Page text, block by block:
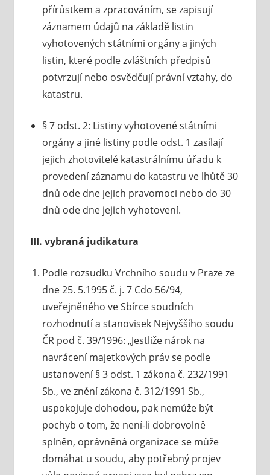
přírůstkem a zpracováním, se zapisují
záznamem údajů na základě listin
vyhotovených státními orgány a jiných
listin, které podle zvláštních předpisů
potvrzují nebo osvědčují právní vztahy, do
katastru.
§ 7 odst. 2: Listiny vyhotovené státními
orgány a jiné listiny podle odst. 1 zasílají
jejich zhotovitelé katastrálnímu úřadu k
provedení záznamu do katastru ve lhůtě 30
dnů ode dne jejich pravomoci nebo do 30
dnů ode dne jejich vyhotovení.
III. vybraná judikatura
Podle rozsudku Vrchního soudu v Praze ze
dne 25. 5.1995 č. j. 7 Cdo 56/94,
uveřejněného ve Sbírce soudních
rozhodnutí a stanovisek Nejvyššího soudu
ČR pod č. 39/1996: „Jestliže nárok na
navrácení majetkových práv se podle
ustanovení § 3 odst. 1 zákona č. 232/1991
Sb., ve znění zákona č. 312/1991 Sb.,
uspokojuje dohodou, pak nemůže být
pochyb o tom, že není-li dobrovolně
splněn, oprávněná organizace se může
domáhat u soudu, aby potřebný projev